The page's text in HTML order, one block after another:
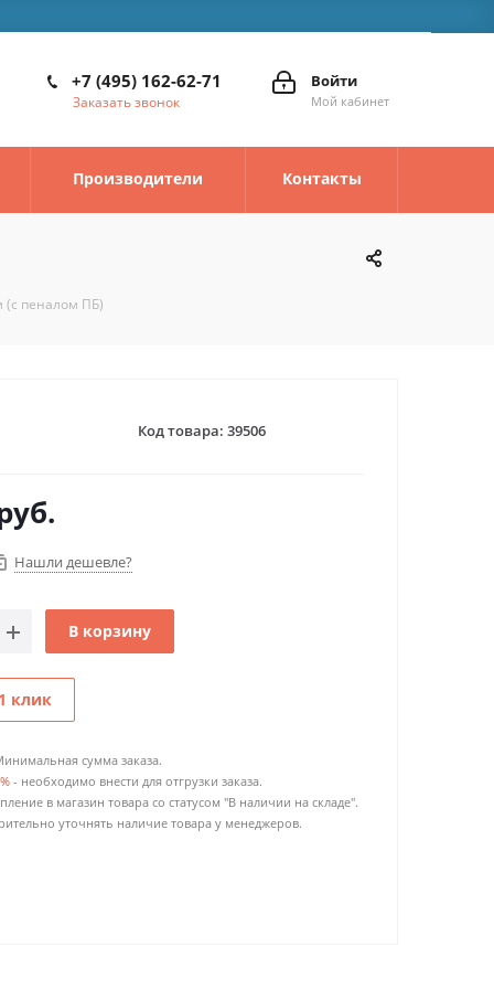
Войти
Мой кабинет
+7 (495) 162-62-71
Заказать звонок
Производители Контакты
(с пеналом ПБ)
Код товара: 39506
Нашли дешевле?
В корзину
клик
сумма заказа.
- необходимо внести для отгрузки заказа.
в магазин товара со статусом "В наличии на складе".
уточнять наличие товара у менеджеров.